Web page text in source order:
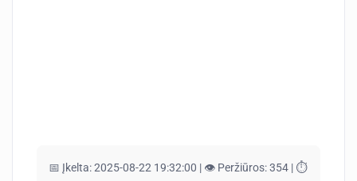
📅 Įkelta:2025-08-22 19:32:00 | 👁️ Peržiūros:354 | ⏱️